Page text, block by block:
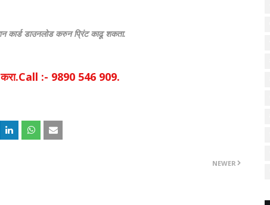
कार्ड डाउनलोड करुन प्रिंट काढू शकता.
करा.Call :- 9890 546 909.
NEWER